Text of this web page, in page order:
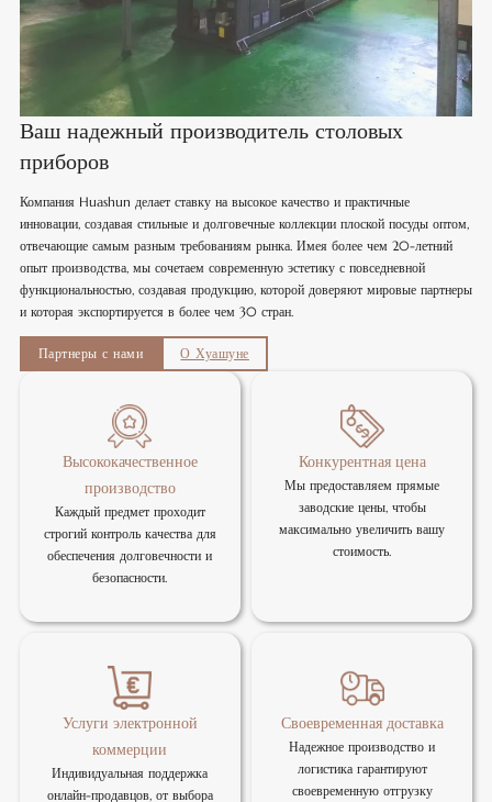
Ваш надежный производитель столовых
приборов
Компания Huashun делает ставку на высокое качество и практичные
инновации, создавая стильные и долговечные коллекции плоской посуды оптом,
отвечающие самым разным требованиям рынка. Имея более чем 20-летний
опыт производства, мы сочетаем современную эстетику с повседневной
функциональностью, создавая продукцию, которой доверяют мировые партнеры
и которая экспортируется в более чем 30 стран.
Партнеры с нами О Хуашуне
Высококачественное
производство
Каждый предмет проходит
строгий контроль качества для
обеспечения долговечности и
безопасности.
Конкурентная цена
Мы предоставляем прямые
заводские цены, чтобы
максимально увеличить вашу
стоимость.
Услуги электронной
коммерции
Индивидуальная поддержка
онлайн-продавцов, от выбора
Своевременная доставка
Надежное производство и
логистика гарантируют
своевременную отгрузку